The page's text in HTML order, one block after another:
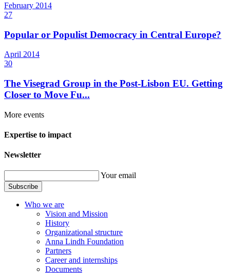
February 2014
27
Popular or Populist Democracy in Central Europe?
April 2014
30
The Visegrad Group in the Post-Lisbon EU. Getting
Closer to Move Fu...
More events
Expertise to impact
Newsletter
Your email
Subscribe
Who we are
Vision and Mission
History
Organizational structure
Anna Lindh Foundation
Partners
Career and internships
Documents